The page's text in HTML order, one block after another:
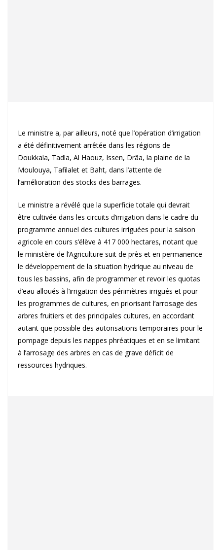
Le ministre a, par ailleurs, noté que l’opération d’irrigation
a été définitivement arrêtée dans les régions de
Doukkala, Tadla, Al Haouz, Issen, Drâa, la plaine de la
Moulouya, Tafilalet et Baht, dans l’attente de
l’amélioration des stocks des barrages.
Le ministre a révélé que la superficie totale qui devrait
être cultivée dans les circuits d’irrigation dans le cadre du
programme annuel des cultures irriguées pour la saison
agricole en cours s’élève à 417 000 hectares, notant que
le ministère de l’Agriculture suit de près et en permanence
le développement de la situation hydrique au niveau de
tous les bassins, afin de programmer et revoir les quotas
d’eau alloués à l’irrigation des périmètres irrigués et pour
les programmes de cultures, en priorisant l’arrosage des
arbres fruitiers et des principales cultures, en accordant
autant que possible des autorisations temporaires pour le
pompage depuis les nappes phréatiques et en se limitant
à l’arrosage des arbres en cas de grave déficit de
ressources hydriques.